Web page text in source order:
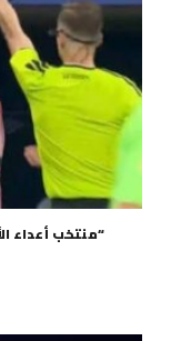
“منتخب أعداء